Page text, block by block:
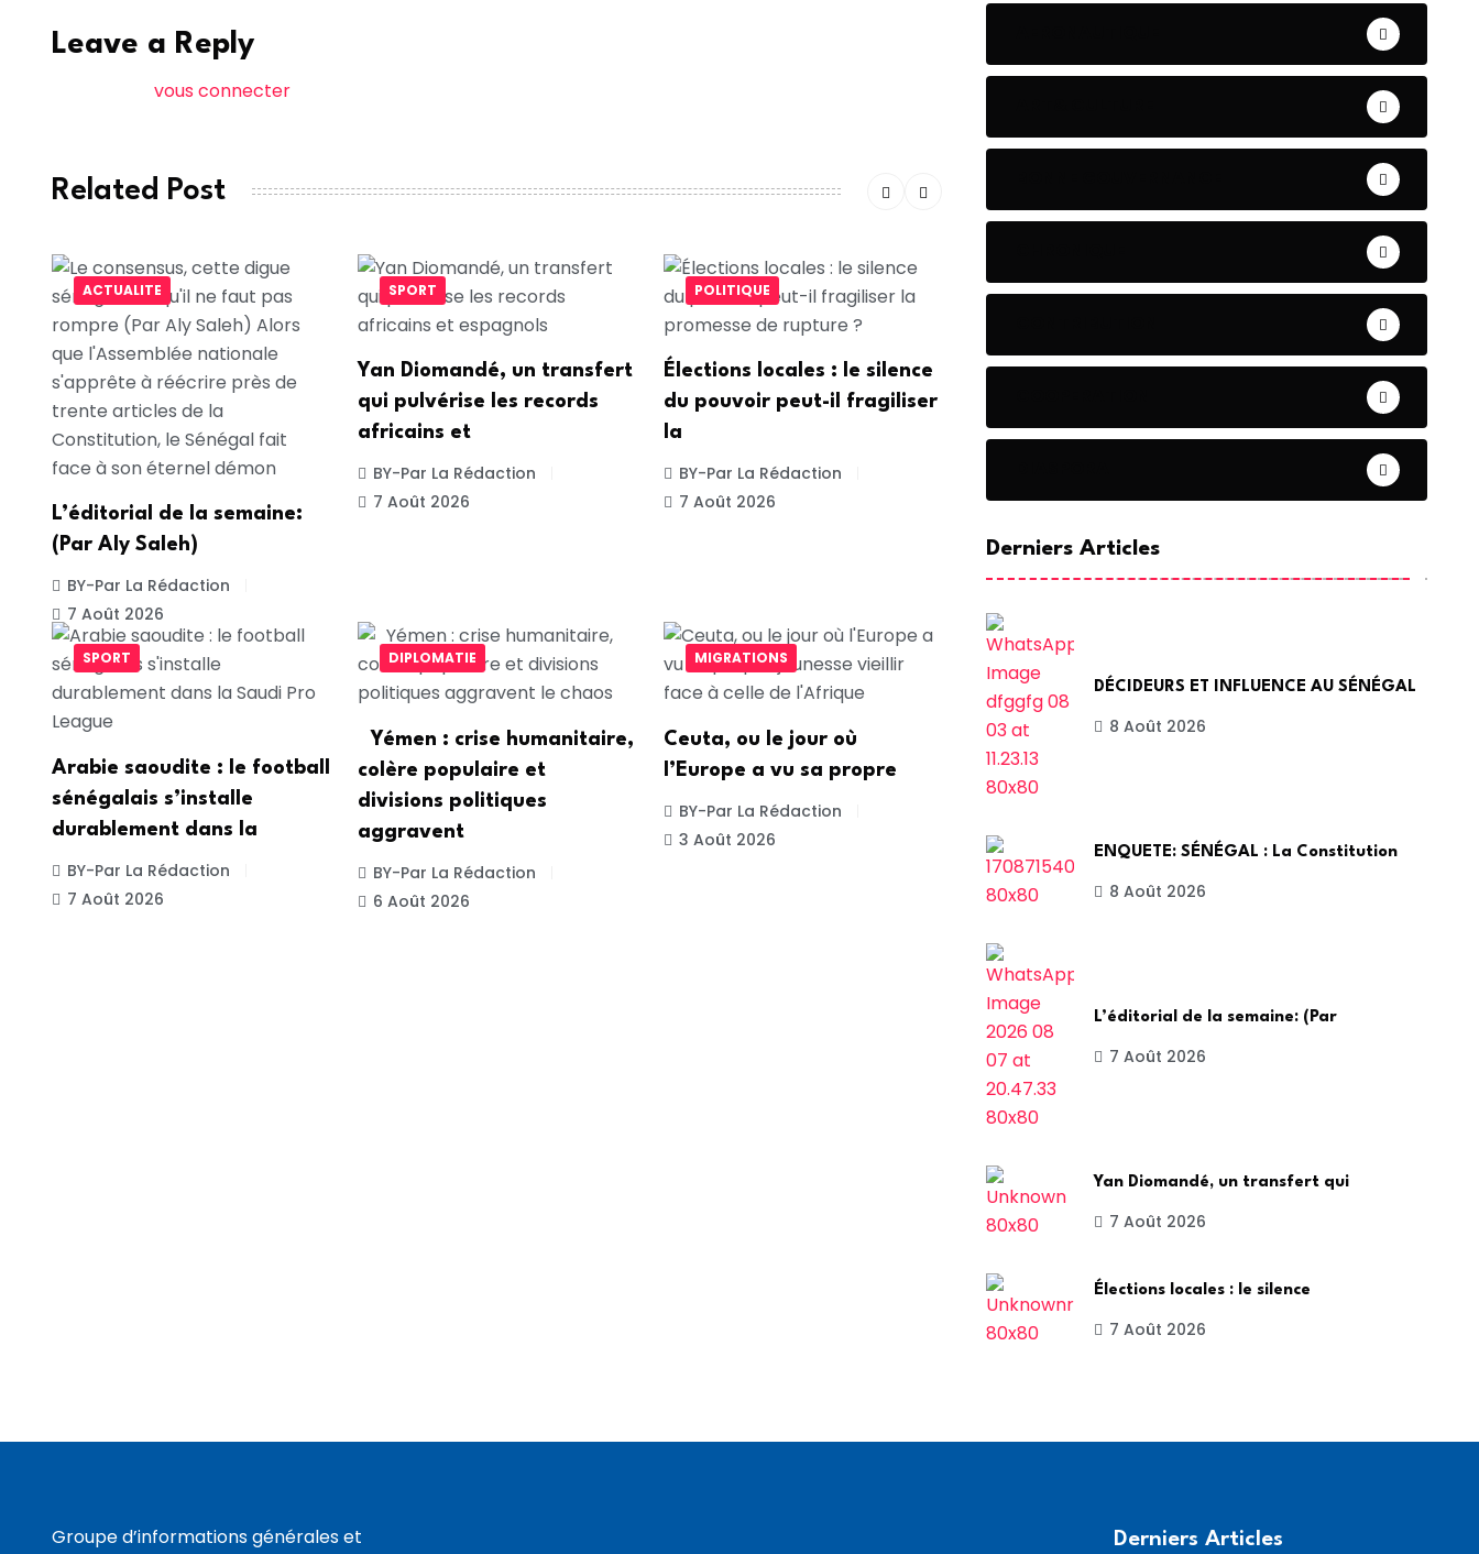
Leave a Reply
vous connecter
Related Post
ACTUALITE
L’éditorial de la semaine:
(Par Aly Saleh)
BY-Par La Rédaction
7 Août 2026
SPORT
Yan Diomandé, un transfert
qui pulvérise les records
africains et
BY-Par La Rédaction
7 Août 2026
POLITIQUE
Élections locales : le silence
du pouvoir peut-il fragiliser
la
BY-Par La Rédaction
7 Août 2026
SPORT
Arabie saoudite : le football
sénégalais s’installe
durablement dans la
BY-Par La Rédaction
7 Août 2026
DIPLOMATIE
Yémen : crise humanitaire,
colère populaire et
divisions politiques
aggravent
BY-Par La Rédaction
6 Août 2026
MIGRATIONS
Ceuta, ou le jour où
l’Europe a vu sa propre
BY-Par La Rédaction
3 Août 2026
Derniers Articles
DÉCIDEURS ET INFLUENCE AU SÉNÉGAL
8 Août 2026
ENQUETE: SÉNÉGAL : La Constitution
8 Août 2026
L’éditorial de la semaine: (Par
7 Août 2026
Yan Diomandé, un transfert qui
7 Août 2026
Élections locales : le silence
7 Août 2026
Groupe d’informations générales et
Derniers Articles